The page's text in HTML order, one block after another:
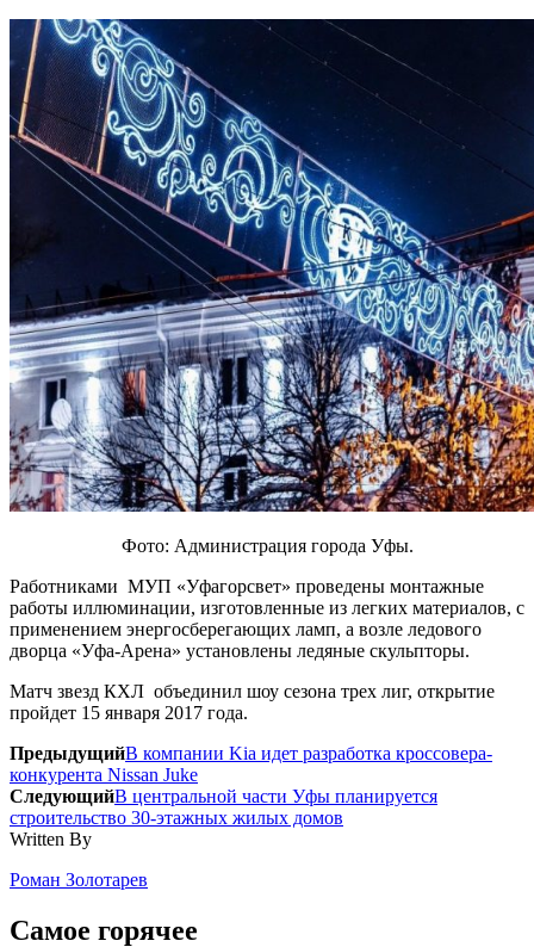
Фото: Администрация города Уфы.
Работниками МУП «Уфагорсвет» проведены монтажные
работы иллюминации, изготовленные из легких материалов, с
применением энергосберегающих ламп, а возле ледового
дворца «Уфа-Арена» установлены ледяные скульпторы.
Матч звезд КХЛ объединил шоу сезона трех лиг, открытие
пройдет 15 января 2017 года.
ПредыдущийВ компании Kia идет разработка кроссовера-
конкурента Nissan Juke
СледующийВ центральной части Уфы планируется
строительство 30-этажных жилых домов
Written By
Роман Золотарев
Самое горячее